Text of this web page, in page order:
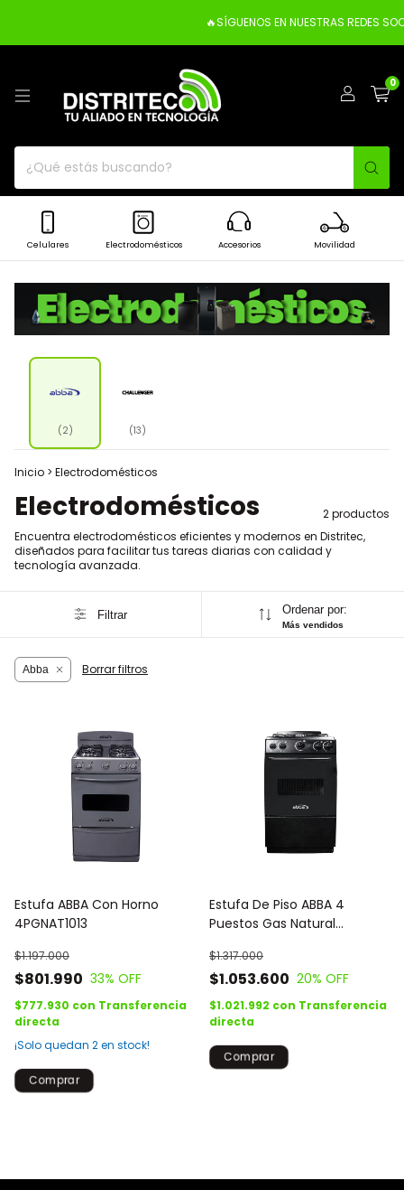
🔥SÍGUENOS EN NUESTRAS REDES
0
Celulares Electrodomésticos Accesorios Movilidad
(2) (13)
Inicio > Electrodomésticos
Electrodomésticos
2 productos
Encuentra electrodomésticos eficientes y modernos en Distritec,
diseñados para facilitar tus tareas diarias con calidad y
tecnología avanzada.
Filtrar Ordenar por:
Más vendidos
Abba Borrar filtros
Estufa ABBA Con Horno
4PGNAT1013
$801.990
$1.197.000
33% OFF
$777.930 con Transferencia
directa
¡Solo quedan 2en stock!
Estufa De Piso ABBA 4
Puestos Gas Natural
$1.053.600
$1.317.000
20% OFF
$1.021.992 con Transferencia
directa